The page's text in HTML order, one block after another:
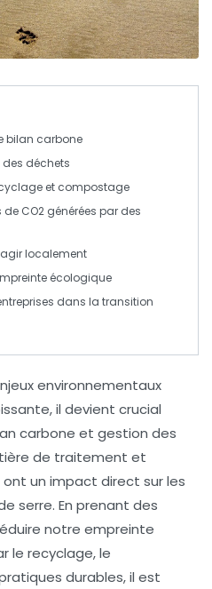
bilan carbone
déchets
et compostage
de CO2 générées par des
agir localement
écologique
dans la transition
environnementaux
il devient crucial
carbone et gestion des
de traitement et
un impact direct sur les
serre. En prenant des
notre empreinte
le recyclage, le
durables, il est